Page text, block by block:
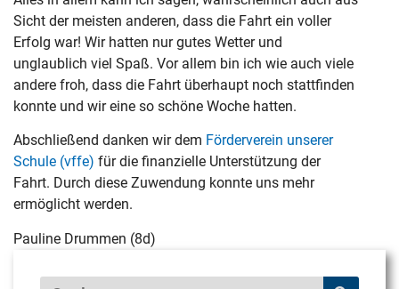
Sicht der meisten anderen, dass die Fahrt ein voller
Erfolg war! Wir hatten nur gutes Wetter und
unglaublich viel Spaß. Vor allem bin ich wie auch viele
andere froh, dass die Fahrt überhaupt noch stattfinden
konnte und wir eine so schöne Woche hatten.
Abschließend danken wir dem Förderverein unserer
Schule (vffe) für die finanzielle Unterstützung der
Fahrt. Durch diese Zuwendung konnte uns mehr
ermöglicht werden.
Pauline Drummen (8d)